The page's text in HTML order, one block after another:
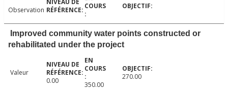
Observation
Improved community water points constructed or
rehabilitated under the project
Valeur
0.00
350.00
270.00